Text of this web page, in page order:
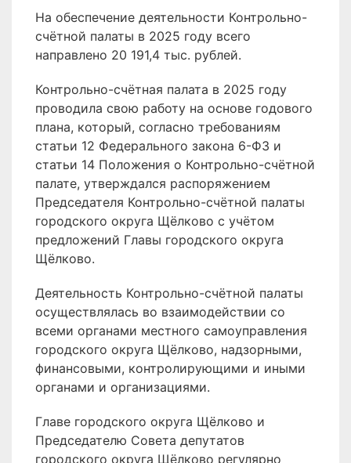
На обеспечение деятельности Контрольно-
счётной палаты в 2025 году всего
направлено 20 191,4 тыс. рублей.
Контрольно-счётная палата в 2025 году
проводила свою работу на основе годового
плана, который, согласно требованиям
статьи 12 Федерального закона 6-ФЗ и
статьи 14 Положения о Контрольно-счётной
палате, утверждался распоряжением
Председателя Контрольно-счётной палаты
городского округа Щёлково с учётом
предложений Главы городского округа
Щёлково.
Деятельность Контрольно-счётной палаты
осуществлялась во взаимодействии со
всеми органами местного самоуправления
городского округа Щёлково, надзорными,
финансовыми, контролирующими и иными
органами и организациями.
Главе городского округа Щёлково и
Председателю Совета депутатов
городского округа Щёлково регулярно